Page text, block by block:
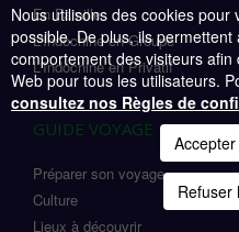
En Famille
L'Indochine en Groupe
L'Indochine en Privatif
GUIDE VOYAGE
Préparer son voyage
Culture
Lieux à découvrir
Nous utilisons des cookies
possible. De plus, ils
comportement des visiteurs
Web pour tous les utilisateurs.
consultez nos Règles de
Refuser